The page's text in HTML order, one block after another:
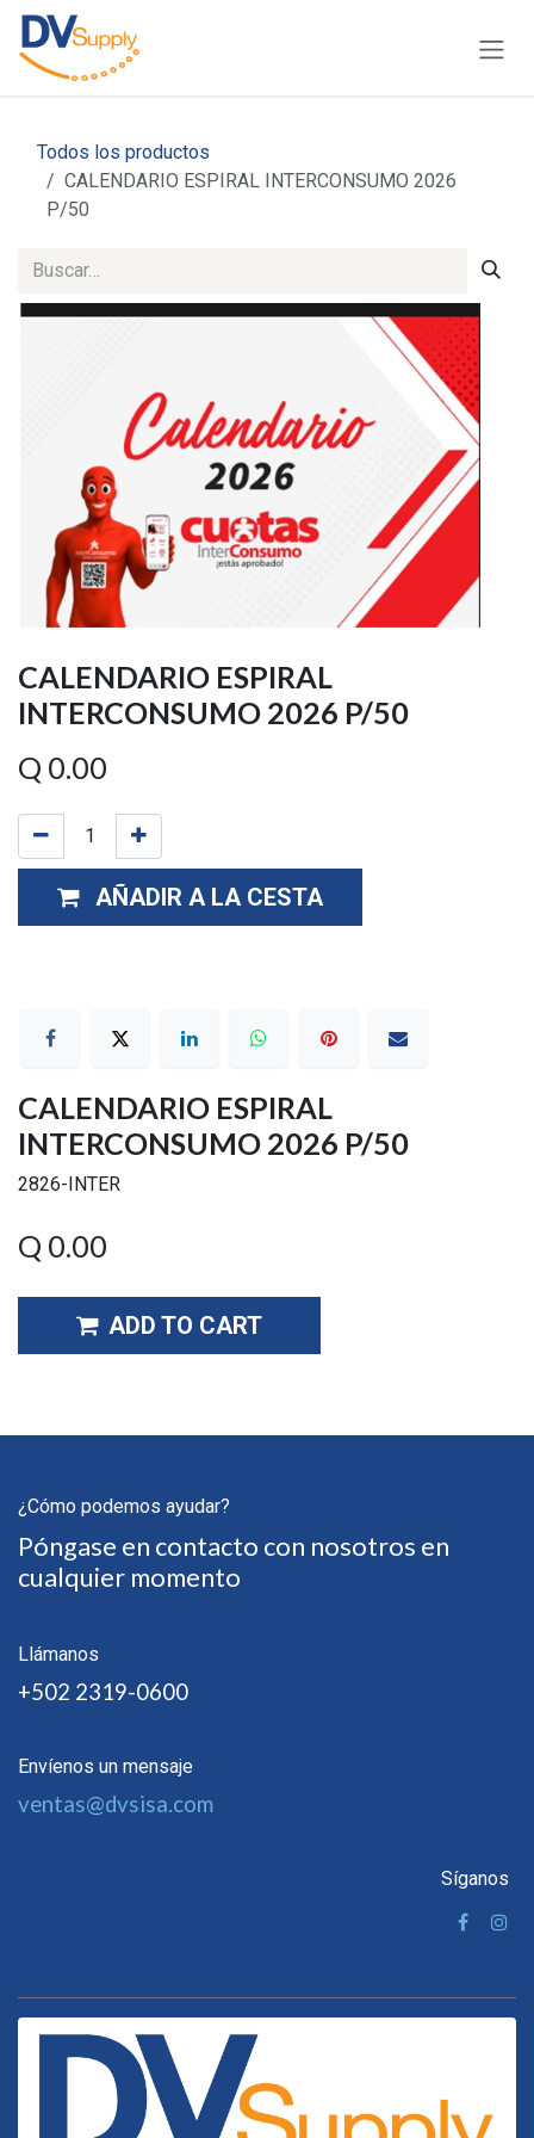
Ir al contenido
Todos los productos
CALENDARIO ESPIRAL INTERCONSUMO 2026
P/50
CALENDARIO ESPIRAL
INTERCONSUMO 2026 P/50
Q 0.00
AÑADIR A LA CESTA
CALENDARIO ESPIRAL
INTERCONSUMO 2026 P/50
2826-INTER
Q 0.00
ADD TO CART
¿Cómo podemos ayudar?
Póngase en contacto con nosotros en
cualquier momento
Llámanos
+502 2319-0600
Envíenos un mensaje
ventas@dvsisa.com
Síganos